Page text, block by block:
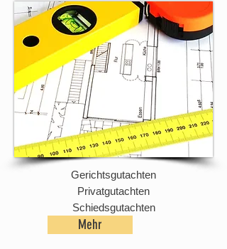
Gerichtsgutachten
Privatgutachten
Schiedsgutachten
Mehr